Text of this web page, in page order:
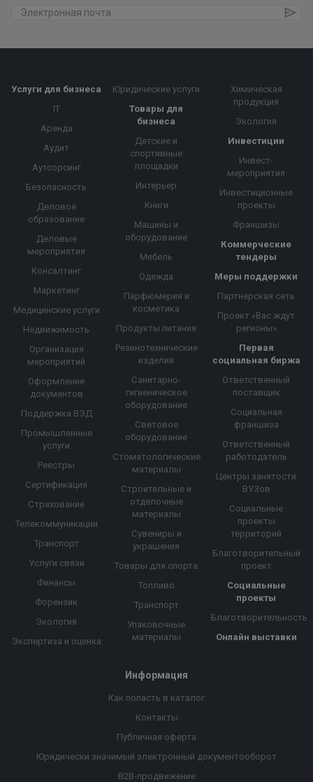
Услуги для бизнеса
IT
Аренда
Аудит
Аутсорсинг
Безопасность
Деловое
образование
Деловые
мероприятия
Консалтинг
Маркетинг
Медицинские услуги
Недвижимость
Организация
мероприятий
Оформление
документов
Поддержка ВЭД
Промышленные
услуги
Реестры
Сертификация
Страхование
Телекоммуникации
Транспорт
Услуги связи
Финансы
Форензик
Экология
Экспертиза и оценка
Юридические услуги
Товары для
бизнеса
Детские и
спортивные
площадки
Интерьер
Книги
Машины и
оборудование
Мебель
Одежда
Парфюмерия и
косметика
Продукты питания
Резинотехнические
изделия
Санитарно-
гигиеническое
оборудование
Световое
оборудование
Стоматологические
материалы
Строительные и
отделочные
материалы
Сувениры и
украшения
Товары для спорта
Топливо
Транспорт
Упаковочные
материалы
Химическая
продукция
Экология
Инвестиции
Инвест-
мероприятия
Инвестиционные
проекты
Франшизы
Коммерческие
тендеры
Меры поддержки
Партнерская сеть
Проект «Вас ждут
регионы»
Первая
социальная биржа
Ответственный
поставщик
Социальная
франшиза
Ответственный
работодатель
Центры занятости
ВУЗов
Социальные
проекты
территорий
Благотворительный
проект
Социальные
проекты
Благотворительность
Онлайн выставки
Информация
Как попасть в каталог
Контакты
Публичная оферта
Юридически значимый электронный документооборот
B2B-продвижение